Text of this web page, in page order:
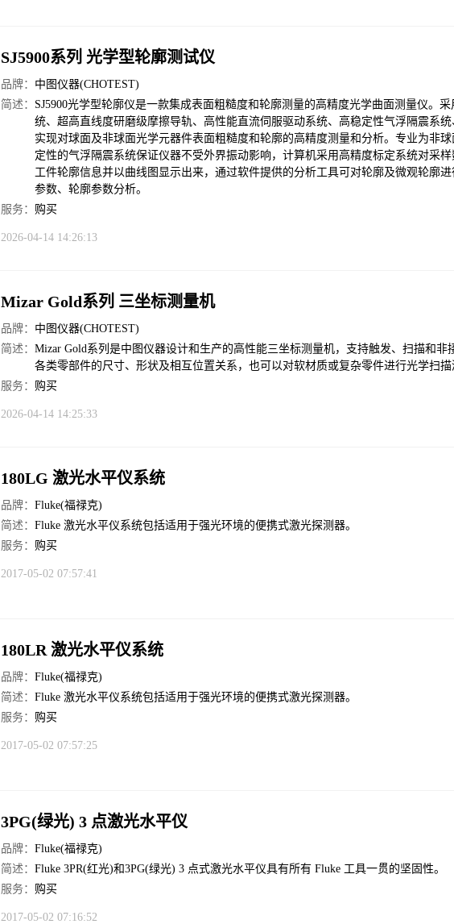
SJ5900系列 光学型轮廓测试仪
品牌： 中图仪器(CHOTEST)
简述： SJ5900光学型轮廓仪是一款集成表面粗糙度和轮廓测量的高精度光学曲面测量仪。
统、超高直线度研磨级摩擦导轨、高性能直流伺服驱动系统、高稳定性气浮隔震系统
实现对球面及非球面光学元器件表面粗糙度和轮廓的高精度测量和分析。专业为非
定性的气浮隔震系统保证仪器不受外界振动影响，计算机采用高精度标定系统对采
工件轮廓信息并以曲线图显示出来，通过软件提供的分析工具可对轮廓及微观轮廓
参数、轮廓参数分析。
服务： 购买
2026-04-14 14:26:13
Mizar Gold系列 三坐标测量机
品牌： 中图仪器(CHOTEST)
简述： Mizar Gold系列是中图仪器设计和生产的高性能三坐标测量机，支持触发、扫描和非
各类零部件的尺寸、形状及相互位置关系，也可以对软材质或复杂零件进行光学扫描
服务： 购买
2026-04-14 14:25:33
180LG 激光水平仪系统
品牌： Fluke(福禄克)
简述： Fluke 激光水平仪系统包括适用于强光环境的便携式激光探测器。
服务： 购买
2017-05-02 07:57:41
180LR 激光水平仪系统
品牌： Fluke(福禄克)
简述： Fluke 激光水平仪系统包括适用于强光环境的便携式激光探测器。
服务： 购买
2017-05-02 07:57:25
3PG(绿光) 3 点激光水平仪
品牌： Fluke(福禄克)
简述： Fluke 3PR(红光)和3PG(绿光) 3 点式激光水平仪具有所有 Fluke 工具一贯的坚固性。
服务： 购买
2017-05-02 07:16:52